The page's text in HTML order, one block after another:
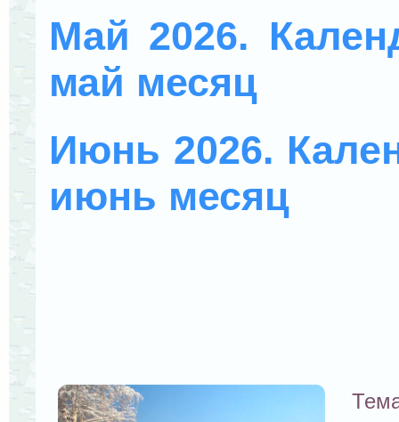
Май 2026.
май месяц
Июнь 2026.
июнь месяц